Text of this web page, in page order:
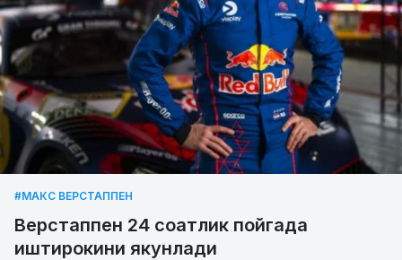
#МАКС ВЕРСТАППЕН
Верстаппен 24 соатлик пойгада
иштирокини якунлади